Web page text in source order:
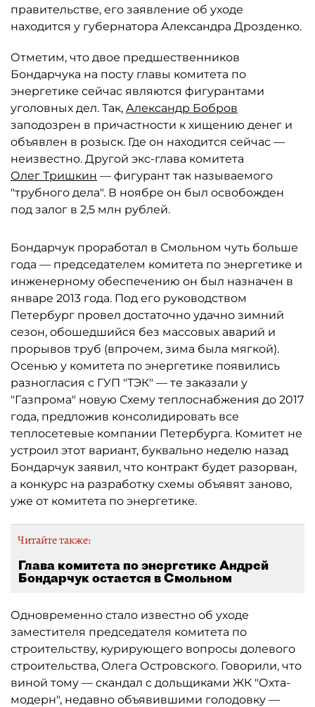
правительстве, его заявление об уходе
находится у губернатора Александра Дрозденко.
Отметим, что двое предшественников
Бондарчука на посту главы комитета по
энергетике сейчас являются фигурантами
уголовных дел. Так, Александр Бобров
заподозрен в причастности к хищению денег и
объявлен в розыск. Где он находится сейчас —
неизвестно. Другой экс-глава комитета
Олег Тришкин — фигурант так называемого
"трубного дела". В ноябре он был освобожден
под залог в 2,5 млн рублей.
Бондарчук проработал в Смольном чуть больше
года — председателем комитета по энергетике и
инженерному обеспечению он был назначен в
январе 2013 года. Под его руководством
Петербург провел достаточно удачно зимний
сезон, обошедшийся без массовых аварий и
прорывов труб (впрочем, зима была мягкой).
Осенью у комитета по энергетике появились
разногласия с ГУП "ТЭК" — те заказали у
"Газпрома" новую Схему теплоснабжения до 2017
года, предложив консолидировать все
теплосетевые компании Петербурга. Комитет не
устроил этот вариант, буквально неделю назад
Бондарчук заявил, что контракт будет разорван,
а конкурс на разработку схемы объявят заново,
уже от комитета по энергетике.
Читайте также:
Глава комитета по энергетике Андрей
Бондарчук остается в Смольном
Одновременно стало известно об уходе
заместителя председателя комитета по
строительству, курирующего вопросы долевого
строительства, Олега Островского. Говорили, что
виной тому — скандал с дольщиками ЖК "Охта-
модерн", недавно объявившими голодовку —